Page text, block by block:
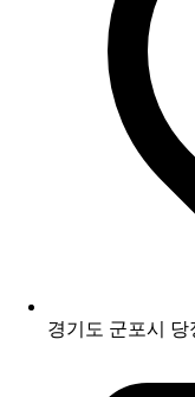
경기도 군포시 당